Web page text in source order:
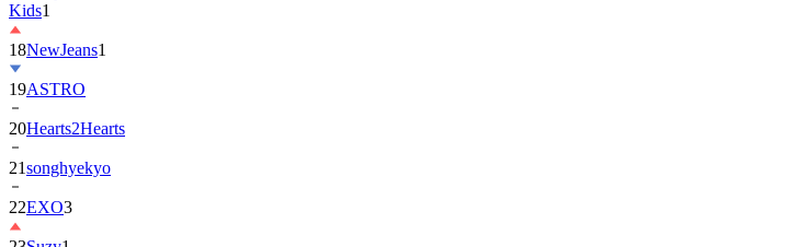
18NewJeans
19ASTRO
20Hearts2Hearts
21songhyekyo
22EXO3
23Suzy1